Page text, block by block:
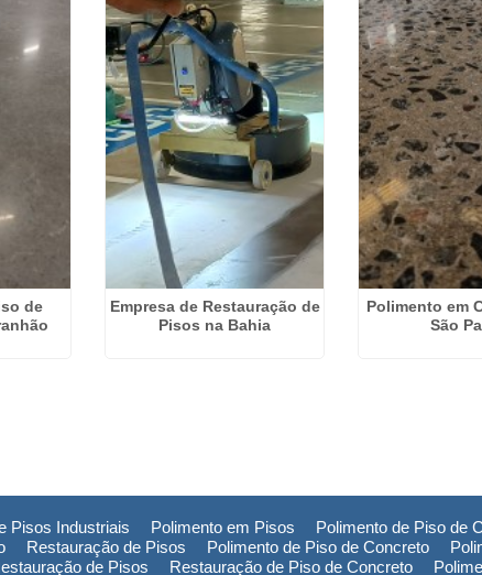
de
Empresa de Restauração de
Pisos na Bahia
Polimento em
São
Pisos Industriais Polimento em Pisos
Polimento de Piso de
Restauração de Pisos Polimento de Piso de Concreto
de Pisos Restauração de Piso de Concreto